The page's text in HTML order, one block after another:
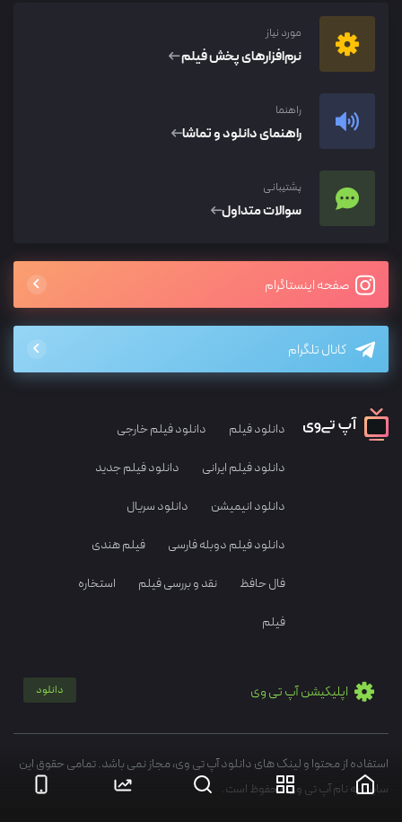
مورد نیاز
نرم‌افزار‌های پخش فیلم
راهنما
راهنمای دانلود و تماشا
پشتیبانی
سوالات متداول
صفحه اینستاگرام
کانال تلگرام
دانلود فیلم دانلود فیلم خارجی
دانلود فیلم ایرانی دانلود فیلم جدید
دانلود انیمیشن دانلود سریال
دانلود فیلم دوبله فارسی فیلم هندی
فال حافظ نقد و بررسی فیلم استخاره
فیلم
اپلیکیشن آپ تی وی دانلود
استفاده از محتوا و لینک های دانلود آپ تی وی، مجاز نمی باشد. تمامی حقوق این
سایت به نام آپ تی وی محفوظ است.